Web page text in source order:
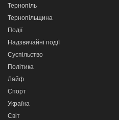
Тернопіль
Тернопільщина
Події
Надзвичайні події
Суспільство
Політика
Лайф
Спорт
Україна
Світ